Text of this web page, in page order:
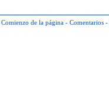
Comienzo de la página - Comentarios -